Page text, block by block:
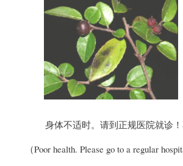
身体不适时。请到正规医院就诊！
（Poor health. Please go to a regular